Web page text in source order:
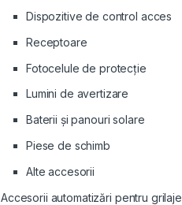
Dispozitive de control acces
Receptoare
Fotocelule de protecție
Lumini de avertizare
Baterii și panouri solare
Piese de schimb
Alte accesorii
Accesorii automatizări pentru grilaje